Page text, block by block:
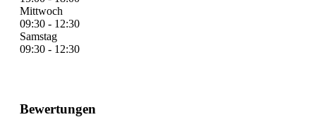
Mittwoch
09:30 - 12:30
Samstag
09:30 - 12:30
Bewertungen